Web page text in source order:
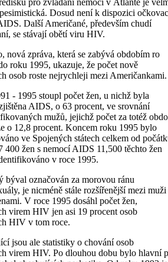
pro zvládání nemocí v Atlantě je
Dosud není k dispozici
Další Američané, především chudí
se stávají obětí viru HIV.
nová zpráva, která se zabývá obdobím ro
roku 1995, ukazuje, že počet nově
osob roste nejrychleji mezi Američankami.
- 1995 stoupl počet žen, u nichž byla
AIDS, o 63 procent, ve srovnání
mužů, jejichž počet za totéž
o 12,8 procent. Koncem roku 1995 bylo
ve Spojených státech celkem od
400 žen s nemocí AIDS 11,500 těchto žen
v roce 1995.
býval označován za morovou ránu
je nicméně stále rozšířenější mezi muži
V roce 1995 dosáhl počet žen,
virem HIV jen asi 19 procent osob
HIV v tom roce.
jsou ale statistiky o chování osob
virem HIV. Po dlouhou dobu bylo hlavní